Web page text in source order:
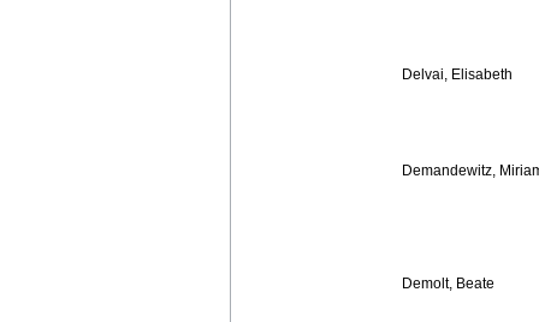
Delvai, Elisabeth
Demandewitz,
Demolt, Beate